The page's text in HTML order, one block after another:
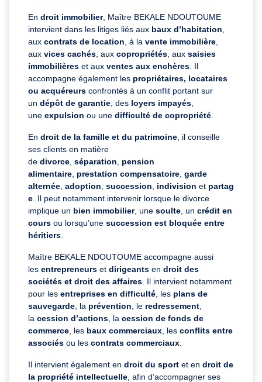
En droit immobilier, Maître BEKALE NDOUTOUME
intervient dans les litiges liés aux baux d’habitation
aux contrats de location , à la vente immobilière
aux vices cachés , aux copropriétés , aux saisies
immobilières et aux ventes aux enchères . Il
accompagne également les propriétaires, locataires
ou acquéreurs confrontés à un conflit portant sur
un dépôt de garantie , des loyers impayés
une expulsion ou une difficulté de copropriété
En droit de la famille et du patrimoine , il conseille
ses clients en matière
de divorce séparation
pension
alimentaire prestation compensatoire garde
alternée adoption succession indivision et partag
e . Il peut notamment intervenir lorsque le divorce
implique un bien immobilier, une soulte , un crédit en
cours ou lorsqu’une succession est bloquée entre
héritiers
Maître BEKALE NDOUTOUME accompagne aussi
les entrepreneurs et dirigeants en droit des
sociétés et droit des affaires . Il intervient notamment
pour les entreprises en difficulté , les plans de
sauvegarde , la prévention , le redressement
la cession d’actions , la cession de fonds de
commerce , les baux commerciaux , les conflits entre
associés ou les contrats commerciaux
Il intervient également en droit du sport et en droit de
la propriété intellectuelle , afin d’accompagner ses